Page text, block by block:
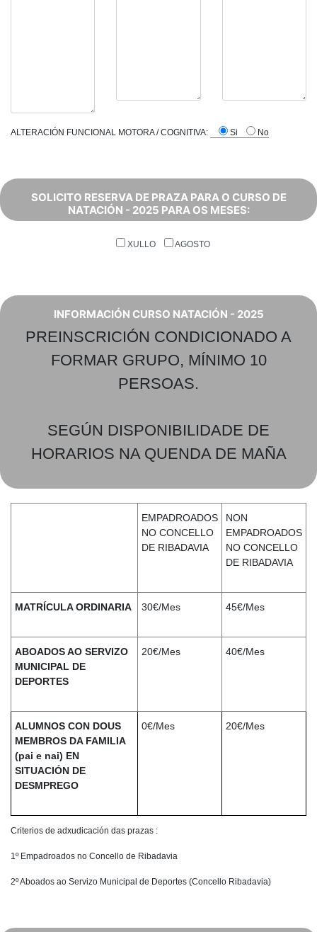
ALTERACIÓN FUNCIONAL MOTORA / COGNITIVA: Si No
SOLICITO RESERVA DE PRAZA PARA O CURSO DE
NATACIÓN - 2025 PARA OS MESES:
XULLO AGOSTO
INFORMACIÓN CURSO NATACIÓN - 2025
PREINSCRICIÓN CONDICIONADO A
FORMAR GRUPO, MÍNIMO 10
PERSOAS.
SEGÚN DISPONIBILIDADE DE
HORARIOS NA QUENDA DE MAÑA
EMPADROADOS
NO CONCELLO
DE RIBADAVIA
NON
EMPADROADOS
NO CONCELLO
DE RIBADAVIA
MATRÍCULA ORDINARIA 30€/Mes 45€/Mes
ABOADOS AO SERVIZO
MUNICIPAL DE
DEPORTES
20€/Mes 40€/Mes
ALUMNOS CON DOUS
MEMBROS DA FAMILIA
(pai e nai) EN
SITUACIÓN DE
DESMPREGO
0€/Mes 20€/Mes
Criterios de adxudicación das prazas :
1º Empadroados no Concello de Ribadavia
2º Aboados ao Servizo Municipal de Deportes (Concello Ribadavia)